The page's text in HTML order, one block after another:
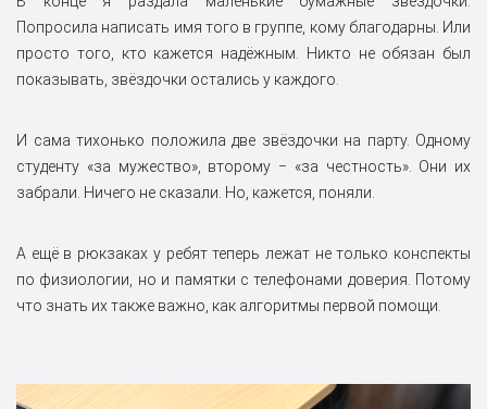
Попросила написать имя того в группе, кому благодарны. Или
просто того, кто кажется надёжным. Никто не обязан был
показывать, звёздочки остались у каждого.
И сама тихонько положила две звёздочки на парту. Одному
студенту «за мужество», второму ‒ «за честность». Они их
забрали. Ничего не сказали. Но, кажется, поняли.
А ещё в рюкзаках у ребят теперь лежат не только конспекты
по физиологии, но и памятки с телефонами доверия. Потому
что знать их также важно, как алгоритмы первой помощи.